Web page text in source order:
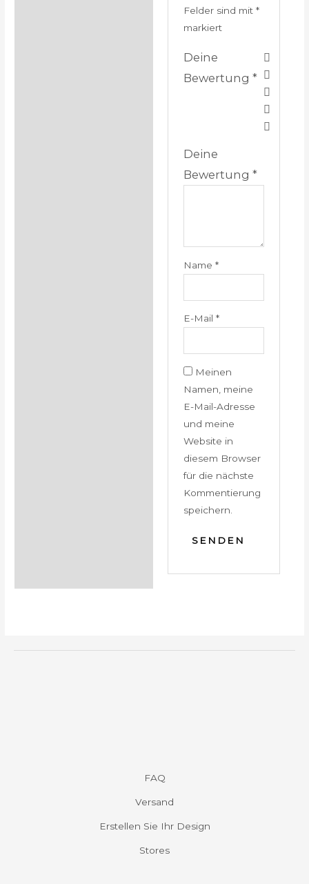
Felder sind mit*
markiert
Deine
Bewertung*
Deine
Bewertung*
Name*
E-Mail*
Meinen
Namen, meine
E-Mail-Adresse
und meine
Website in
diesem Browser
für die nächste
Kommentierung
speichern.
FAQ
Versand
Erstellen Sie Ihr Design
Stores